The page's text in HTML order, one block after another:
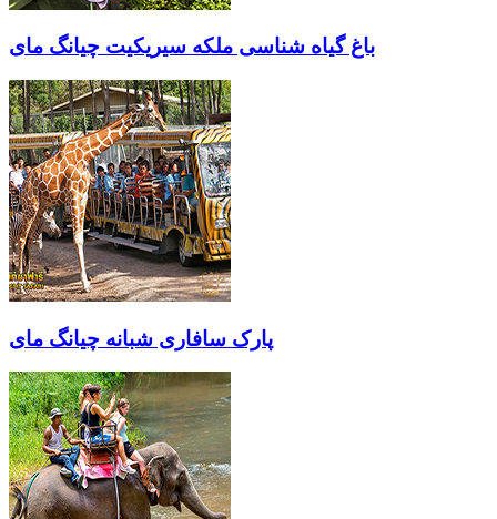
باغ گیاه شناسی ملکه سیریکیت چیانگ مای
پارک سافاری شبانه چیانگ مای